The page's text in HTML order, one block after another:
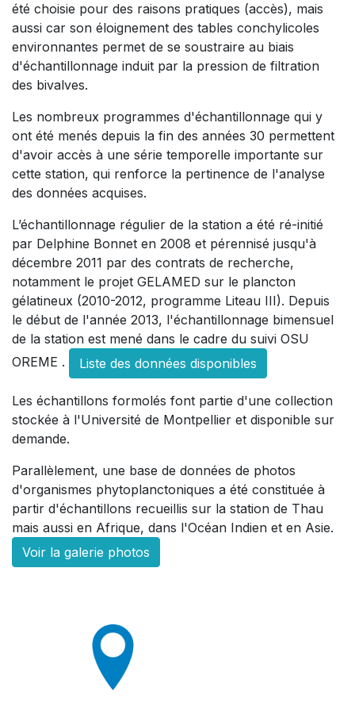
été choisie pour des raisons pratiques (accès), mais
aussi car son éloignement des tables conchylicoles
environnantes permet de se soustraire au biais
d'échantillonnage induit par la pression de filtration
des bivalves.
Les nombreux programmes d'échantillonnage qui y
ont été menés depuis la fin des années 30 permettent
d'avoir accès à une série temporelle importante sur
cette station, qui renforce la pertinence de l'analyse
des données acquises.
L’échantillonnage régulier de la station a été ré-initié
par Delphine Bonnet en 2008 et pérennisé jusqu'à
décembre 2011 par des contrats de recherche,
notamment le projet GELAMED sur le plancton
gélatineux (2010-2012, programme Liteau III). Depuis
le début de l'année 2013, l'échantillonnage bimensuel
de la station est mené dans le cadre du suivi OSU
OREME .
Liste des données disponibles
Les échantillons formolés font partie d'une collection
stockée à l'Université de Montpellier et disponible sur
demande.
Parallèlement, une base de données de photos
d'organismes phytoplanctoniques a été constituée à
partir d'échantillons recueillis sur la station de Thau
mais aussi en Afrique, dans l'Océan Indien et en Asie.
Voir la galerie photos